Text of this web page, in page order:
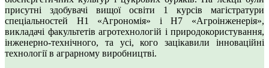
присутні здобувачі вищої освіти 1 курсів магістратури
спеціальностей Н1 «Агрономія» і Н7 «Агроінженерія»,
викладачі факультетів агротехнологій і природокористування,
інженерно-технічного, та усі, кого зацікавили інноваційні
технології в аграрному виробництві.